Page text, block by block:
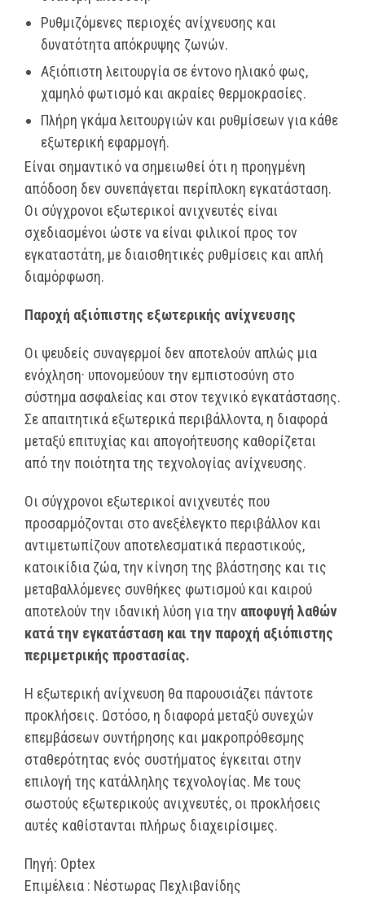
Ρυθμιζόμενες περιοχές ανίχνευσης και
δυνατότητα απόκρυψης ζωνών.
Αξιόπιστη λειτουργία σε έντονο ηλιακό φως,
χαμηλό φωτισμό και ακραίες θερμοκρασίες.
Πλήρη γκάμα λειτουργιών και ρυθμίσεων για κάθε
εξωτερική εφαρμογή.
Είναι σημαντικό να σημειωθεί ότι η προηγμένη
απόδοση δεν συνεπάγεται περίπλοκη εγκατάσταση.
Οι σύγχρονοι εξωτερικοί ανιχνευτές είναι
σχεδιασμένοι ώστε να είναι φιλικοί προς τον
εγκαταστάτη, με διαισθητικές ρυθμίσεις και απλή
διαμόρφωση.
Παροχή αξιόπιστης εξωτερικής ανίχνευσης
Οι ψευδείς συναγερμοί δεν αποτελούν απλώς μια
ενόχληση· υπονομεύουν την εμπιστοσύνη στο
σύστημα ασφαλείας και στον τεχνικό εγκατάστασης.
Σε απαιτητικά εξωτερικά περιβάλλοντα, η διαφορά
μεταξύ επιτυχίας και απογοήτευσης καθορίζεται
από την ποιότητα της τεχνολογίας ανίχνευσης.
Οι σύγχρονοι εξωτερικοί ανιχνευτές που
προσαρμόζονται στο ανεξέλεγκτο περιβάλλον και
αντιμετωπίζουν αποτελεσματικά περαστικούς,
κατοικίδια ζώα, την κίνηση της βλάστησης και τις
μεταβαλλόμενες συνθήκες φωτισμού και καιρού
αποτελούν την ιδανική λύση για την αποφυγή λαθών
κατά την εγκατάσταση και την παροχή αξιόπιστης
περιμετρικής προστασίας.
Η εξωτερική ανίχνευση θα παρουσιάζει πάντοτε
προκλήσεις. Ωστόσο, η διαφορά μεταξύ συνεχών
επεμβάσεων συντήρησης και μακροπρόθεσμης
σταθερότητας ενός συστήματος έγκειται στην
επιλογή της κατάλληλης τεχνολογίας. Με τους
σωστούς εξωτερικούς ανιχνευτές, οι προκλήσεις
αυτές καθίστανται πλήρως διαχειρίσιμες.
Πηγή: Optex
Επιμέλεια : Νέστωρας Πεχλιβανίδης